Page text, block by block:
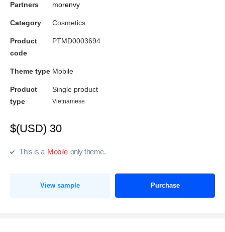
Partners morenvy
Category Cosmetics
Product
code
PTMD0003694
Theme type Mobile
Product
type
Single product
Vietnamese
$(USD) 30
This is a Mobile only theme.
View sample Purchase